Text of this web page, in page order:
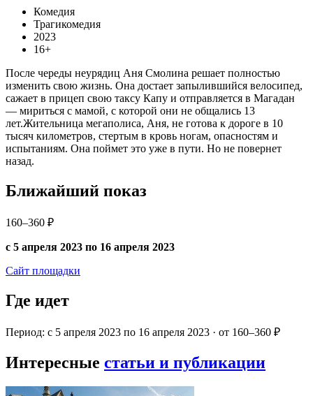
Комедия
Трагикомедия
2023
16+
После череды неурядиц Аня Смолина решает полностью
изменить свою жизнь. Она достает запылившийся велосипед,
сажает в прицеп свою таксу Капу и отправляется в Магадан
— мириться с мамой, с которой они не общались 13
лет.Жительница мегаполиса, Аня, не готова к дороге в 10
тысяч километров, стертым в кровь ногам, опасностям и
испытаниям. Она поймет это уже в пути. Но не повернет
назад.
Ближайший показ
160–360 ₽
с 5 апреля 2023 по 16 апреля 2023
Сайт площадки
Где идет
Период: с 5 апреля 2023 по 16 апреля 2023 · от 160–360 ₽
Интересные статьи и публикации